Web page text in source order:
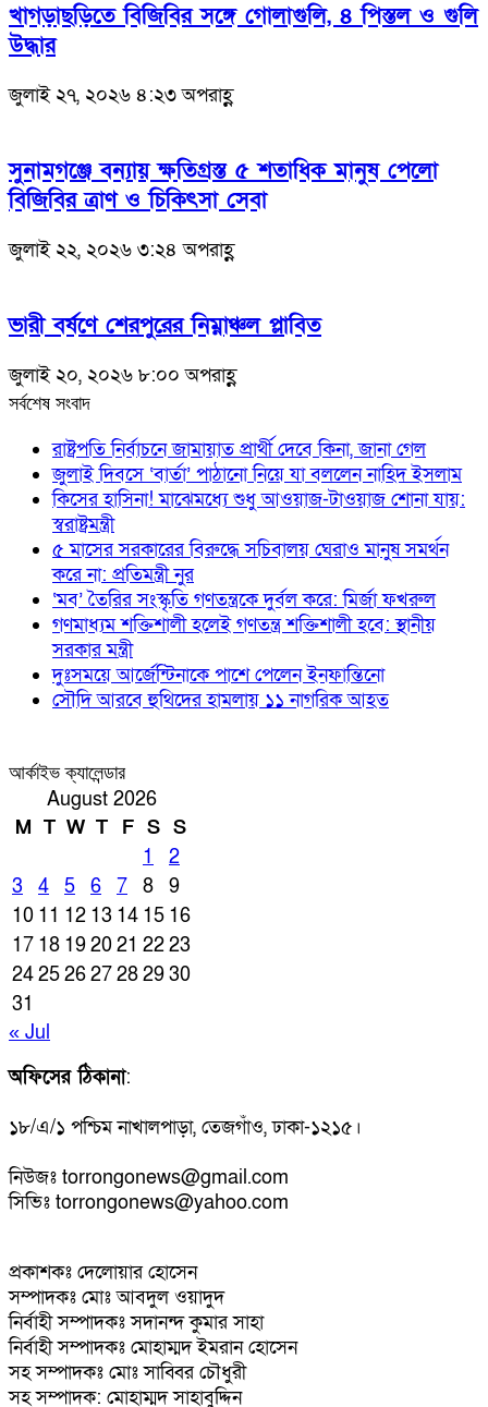
খাগড়াছড়িতে বিজিবির সঙ্গে গোলাগুলি, ৪ পিস্তল ও গুলি
উদ্ধার
জুলাই ২৭, ২০২৬ ৪:২৩ অপরাহ্ণ
সুনামগঞ্জে বন্যায় ক্ষতিগ্রস্ত ৫ শতাধিক মানুষ পেলো
বিজিবির ত্রাণ ও চিকিৎসা সেবা
জুলাই ২২, ২০২৬ ৩:২৪ অপরাহ্ণ
ভারী বর্ষণে শেরপুরের নিম্নাঞ্চল প্লাবিত
জুলাই ২০, ২০২৬ ৮:০০ অপরাহ্ণ
সর্বশেষ সংবাদ
রাষ্ট্রপতি নির্বাচনে জামায়াত প্রার্থী দেবে কিনা, জানা গেল
জুলাই দিবসে ‘বার্তা’ পাঠানো নিয়ে যা বললেন নাহিদ ইসলাম
কিসের হাসিনা! মাঝেমধ্যে শুধু আওয়াজ-টাওয়াজ শোনা যায়:
স্বরাষ্ট্রমন্ত্রী
৫ মাসের সরকারের বিরুদ্ধে সচিবালয় ঘেরাও মানুষ সমর্থন
করে না: প্রতিমন্ত্রী নুর
‘মব’ তৈরির সংস্কৃতি গণতন্ত্রকে দুর্বল করে: মির্জা ফখরুল
গণমাধ্যম শক্তিশালী হলেই গণতন্ত্র শক্তিশালী হবে: স্থানীয়
সরকার মন্ত্রী
দুঃসময়ে আর্জেন্টিনাকে পাশে পেলেন ইনফান্তিনো
সৌদি আরবে হুথিদের হামলায় ১১ নাগরিক আহত
আর্কাইভ ক্যালেন্ডার
August 2026
M T W T F S S
1
2
3
4 5 6 7 8
9
10 11 12 13 14 15 16
17 18 192021 2223
24252627282930
31
« Jul
অফিসের ঠিকানা:
১৮/এ/১ পশ্চিম নাখালপাড়া, তেজগাঁও, ঢাকা-১২১৫।
নিউজঃ torrongonews@gmail.com
সিভিঃ torrongonews@yahoo.com
প্রকাশকঃ দেলোয়ার হোসেন
সম্পাদকঃ মোঃ আবদুল ওয়াদুদ
নির্বাহী সম্পাদকঃ সদানন্দ কুমার সাহা
নির্বাহী সম্পাদকঃ মোহাম্মদ ইমরান হোসেন
সহ সম্পাদকঃ মোঃ সাব্বির চৌধুরী
সহ সম্পাদক: মোহাম্মদ সাহাবুদ্দিন